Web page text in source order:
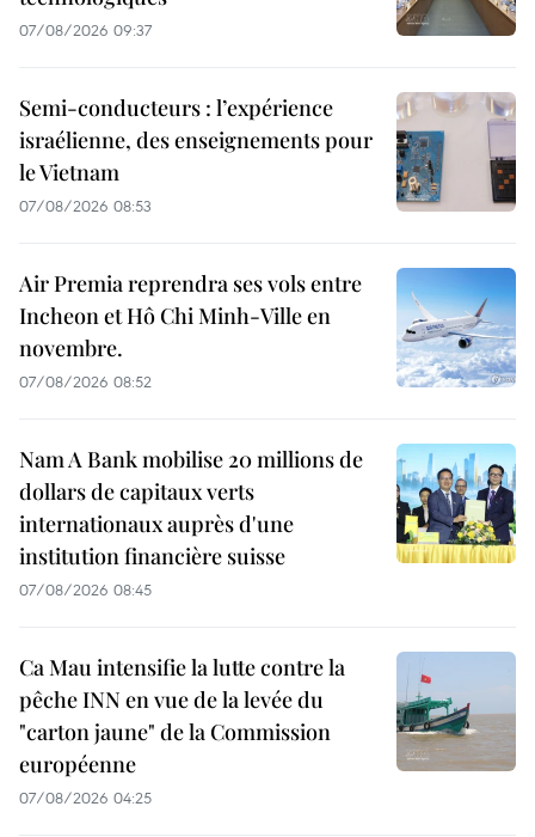
07/08/2026 09:37
Semi-conducteurs : l’expérience
israélienne, des enseignements pour
le Vietnam
07/08/2026 08:53
Air Premia reprendra ses vols entre
Incheon et Hô Chi Minh-Ville en
novembre.
07/08/2026 08:52
Nam A Bank mobilise 20 millions de
dollars de capitaux verts
internationaux auprès d'une
institution financière suisse
07/08/2026 08:45
Ca Mau intensifie la lutte contre la
pêche INN en vue de la levée du
"carton jaune" de la Commission
européenne
07/08/2026 04:25